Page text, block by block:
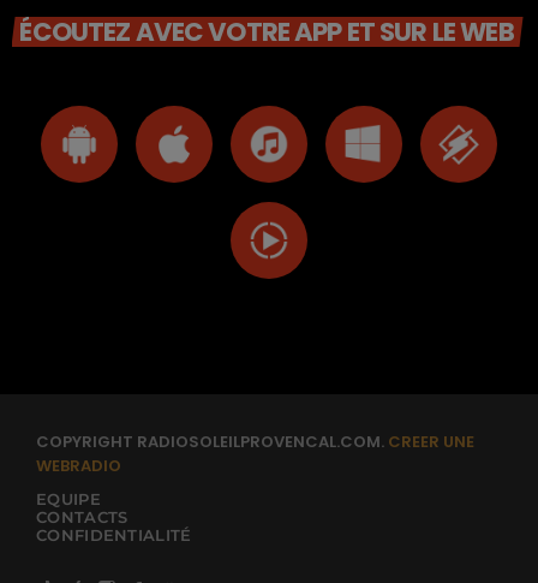
ÉCOUTEZ AVEC VOTRE APP ET SUR LE WEB
COPYRIGHT RADIOSOLEILPROVENCAL.COM. CREER UNE
WEBRADIO
EQUIPE
CONTACTS
CONFIDENTIALITÉ